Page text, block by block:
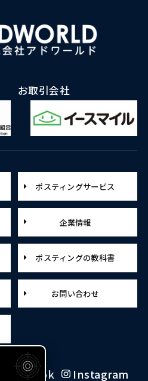
お取引会社
ポスティングサービス
企業情報
ポスティングの教科書
お問い合わせ
Facebook Instagram